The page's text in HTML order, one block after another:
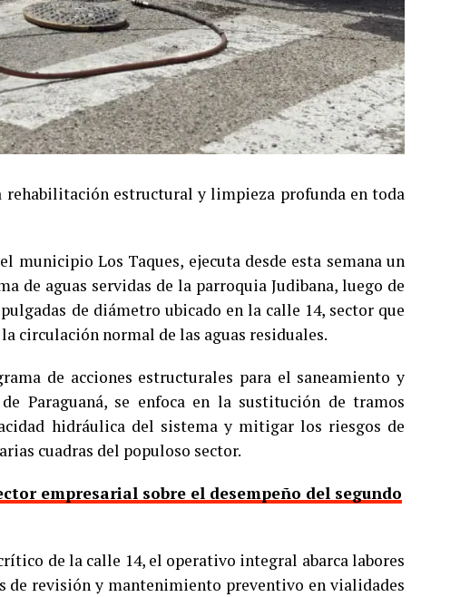
rehabilitación estructural y limpieza profunda en toda
Los Taques, ejecuta desde esta semana un
de aguas servidas de la parroquia Judibana, luego de
de diámetro ubicado en la calle 14, sector que
circulación normal de las aguas residuales.
de acciones estructurales para el saneamiento y
Paraguaná, se enfoca en la sustitución de tramos
hidráulica del sistema y mitigar los riesgos de
cuadras del populoso sector.
empresarial sobre el desempeño del segundo
de la calle 14, el operativo integral abarca labores
de revisión y mantenimiento preventivo en vialidades